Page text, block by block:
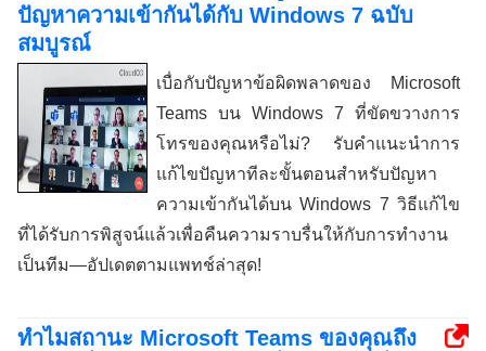
ปัญหาความเข้ากันได้กับ Windows 7 ฉบับ
สมบูรณ์
เบื่อกับปัญหาข้อผิดพลาดของ Microsoft
Teams บน Windows 7 ที่ขัดขวางการ
โทรของคุณหรือไม่? รับคำแนะนำการ
แก้ไขปัญหาทีละขั้นตอนสำหรับปัญหา
ความเข้ากันได้บน Windows 7 วิธีแก้ไข
ที่ได้รับการพิสูจน์แล้วเพื่อคืนความราบรื่นให้กับการทำงาน
เป็นทีม—อัปเดตตามแพทช์ล่าสุด!
ทำไมสถานะ Microsoft Teams ของคุณถึง